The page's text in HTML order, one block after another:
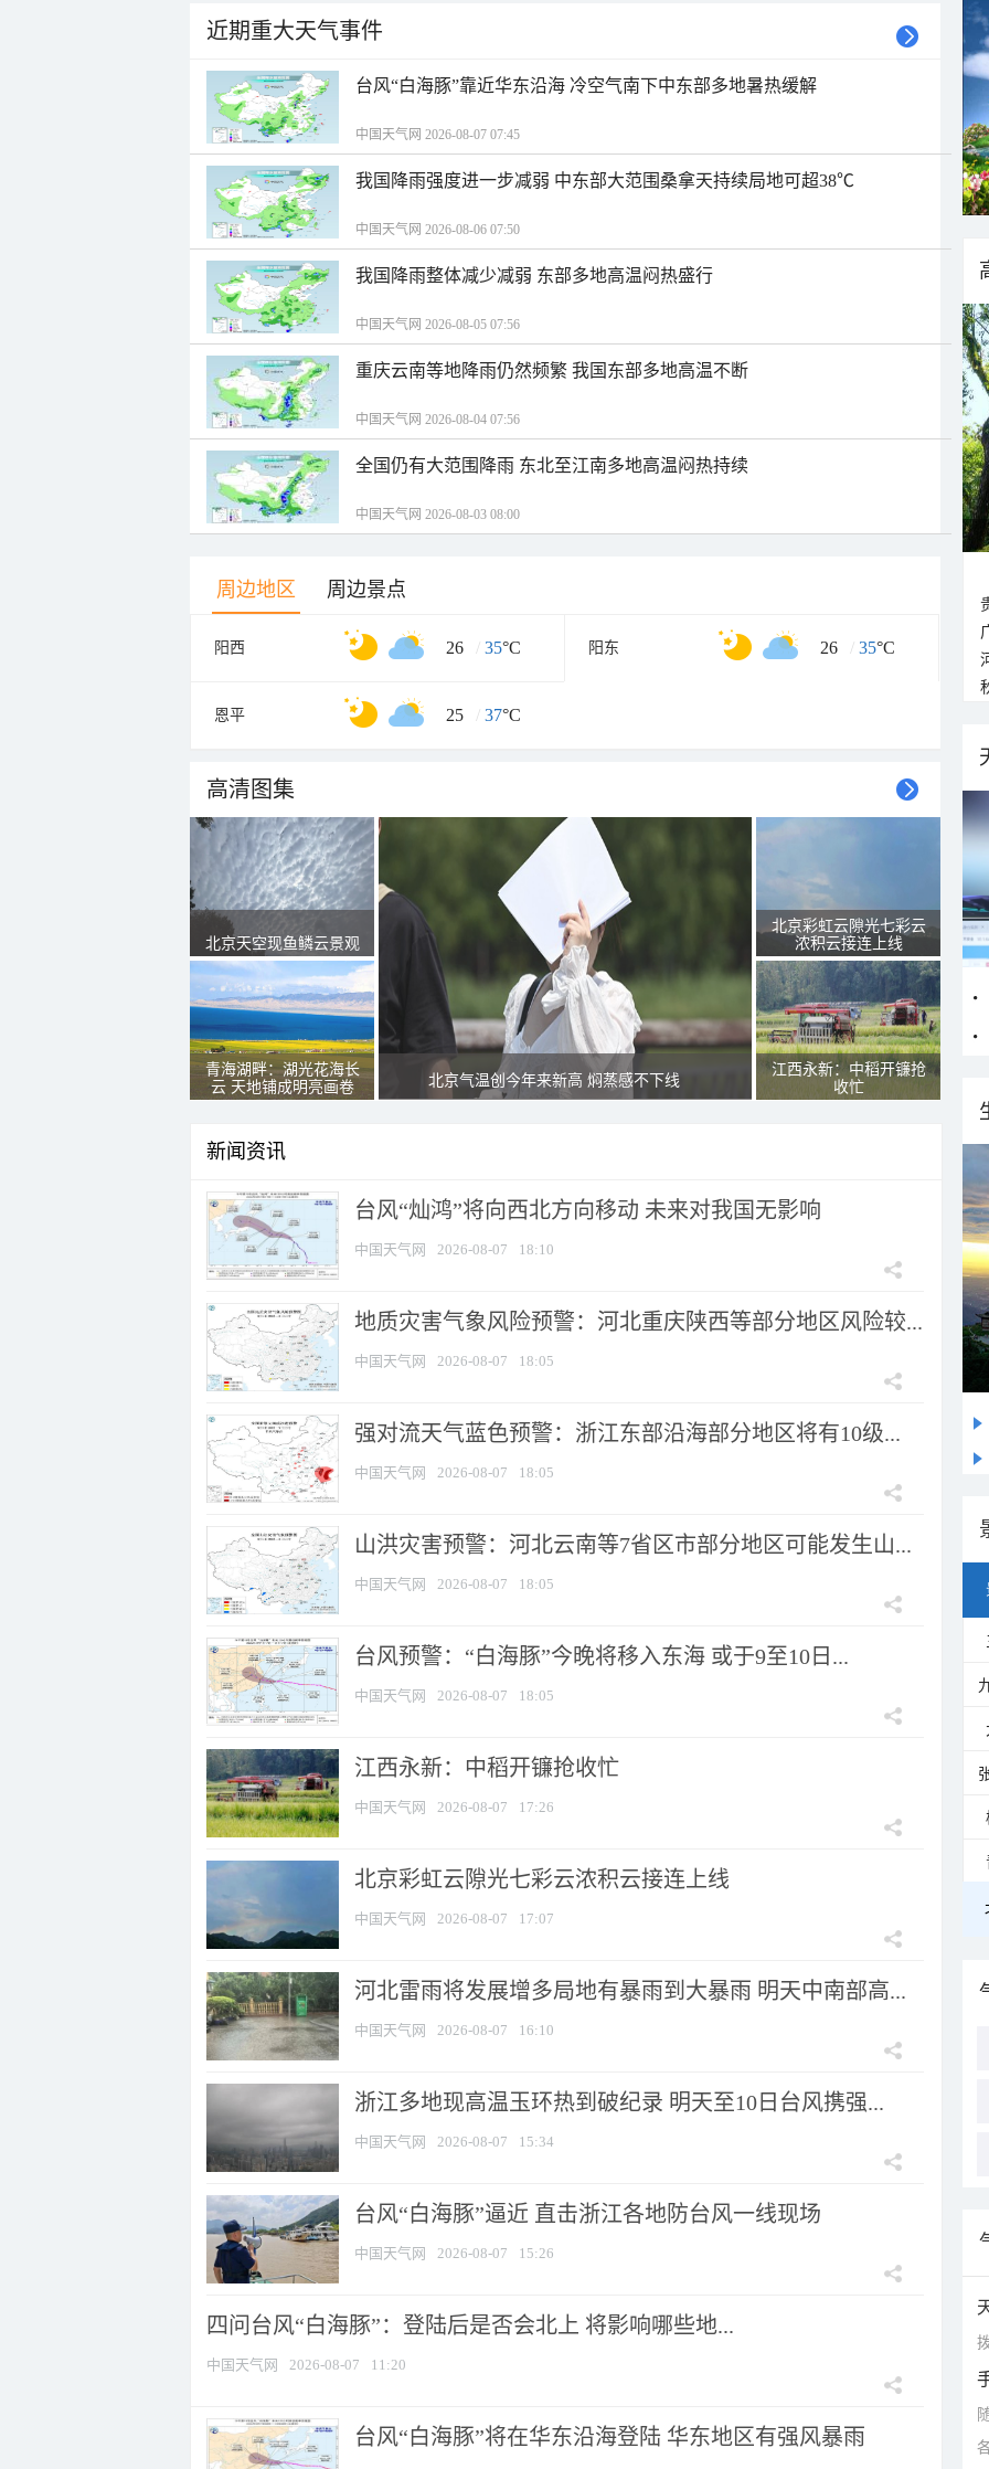
近期重大天气事件
台风“白海豚”靠近华东沿海 冷空气南下中东部多地暑热缓解
中国天气网 2026-08-07 07:45
我国降雨强度进一步减弱 中东部大范围桑拿天持续局地可超38℃
中国天气网 2026-08-06 07:50
我国降雨整体减少减弱 东部多地高温闷热盛行
中国天气网 2026-08-05 07:56
重庆云南等地降雨仍然频繁 我国东部多地高温不断
中国天气网 2026-08-04 07:56
全国仍有大范围降雨 东北至江南多地高温闷热持续
中国天气网 2026-08-03 08:00
周边地区 周边景点
阳西 26 / 35°C 阳东 26 / 35°C
恩平 25 / 37°C
高清图集
北京天空现鱼鳞云景观
青海湖畔：湖光花海长
云 天地铺成明亮画卷
北京气温创今年来新高 焖蒸感不下线
北京彩虹云隙光七彩云
浓积云接连上线
江西永新：中稻开镰抢
收忙
新闻资讯
台风“灿鸿”将向西北方向移动 未来对我国无影响
中国天气网 2026-08-07 18:10
地质灾害气象风险预警：河北重庆陕西等部分地区风险较...
中国天气网 2026-08-07 18:05
强对流天气蓝色预警：浙江东部沿海部分地区将有10级...
中国天气网 2026-08-07 18:05
山洪灾害预警：河北云南等7省区市部分地区可能发生山...
中国天气网 2026-08-07 18:05
台风预警：“白海豚”今晚将移入东海 或于9至10日...
中国天气网 2026-08-07 18:05
江西永新：中稻开镰抢收忙
中国天气网 2026-08-07 17:26
北京彩虹云隙光七彩云浓积云接连上线
中国天气网 2026-08-07 17:07
河北雷雨将发展增多局地有暴雨到大暴雨 明天中南部高...
中国天气网 2026-08-07 16:10
浙江多地现高温玉环热到破纪录 明天至10日台风携强...
中国天气网 2026-08-07 15:34
台风“白海豚”逼近 直击浙江各地防台风一线现场
中国天气网 2026-08-07 15:26
四问台风“白海豚”：登陆后是否会北上 将影响哪些地...
中国天气网 2026-08-07 11:20
台风“白海豚”将在华东沿海登陆 华东地区有强风暴雨